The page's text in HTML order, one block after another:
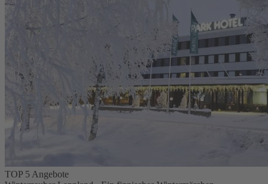
TOP 5 Angebote